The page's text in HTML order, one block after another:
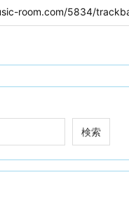
検索